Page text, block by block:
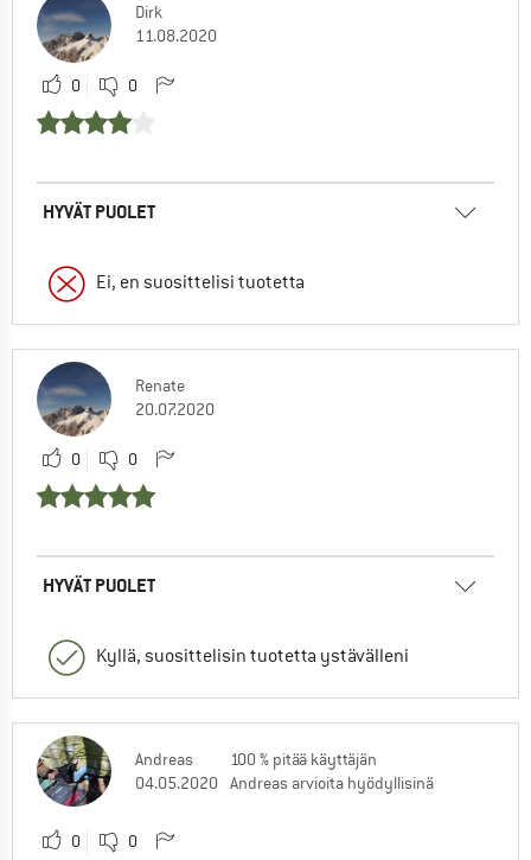
Dirk
11.08.2020
0 0
HYVÄT PUOLET
Ei, en suosittelisi tuotetta
Renate
20.07.2020
0 0
HYVÄT PUOLET
Kyllä, suosittelisin tuotetta ystävälleni
Andreas
04.05.2020
100 % pitää käyttäjän
Andreas arvioita hyödyllisinä
0 0